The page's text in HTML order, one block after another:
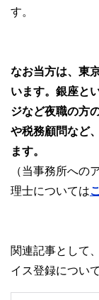
す。
なお当方は、東
います。銀座と
ジなど夜職の方
や税務顧問など
ます。
（当事務所への
理士については
関連記事として
イス登録につい